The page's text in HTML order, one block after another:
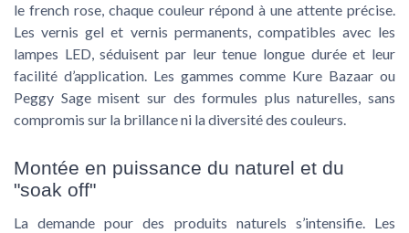
le french rose, chaque couleur répond à une attente précise.
Les vernis gel et vernis permanents, compatibles avec les
lampes LED, séduisent par leur tenue longue durée et leur
facilité d’application. Les gammes comme Kure Bazaar ou
Peggy Sage misent sur des formules plus naturelles, sans
compromis sur la brillance ni la diversité des couleurs.
Montée en puissance du naturel et du
"soak off"
La demande pour des produits naturels s’intensifie. Les